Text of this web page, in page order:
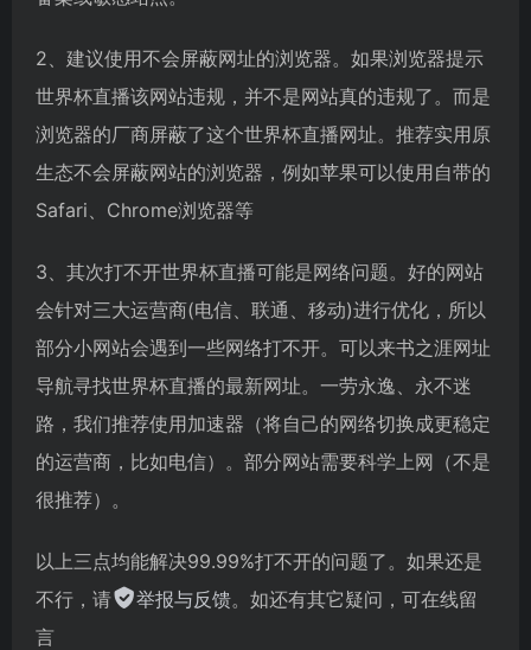
2、建议使用不会屏蔽网址的浏览器。如果浏览器提示
世界杯直播该网站违规，并不是网站真的违规了。而是
浏览器的厂商屏蔽了这个世界杯直播网址。推荐实用原
生态不会屏蔽网站的浏览器，例如苹果可以使用自带的
Safari、Chrome浏览器等
3、其次打不开世界杯直播可能是网络问题。好的网站
会针对三大运营商(电信、联通、移动)进行优化，所以
部分小网站会遇到一些网络打不开。可以来书之涯网址
导航寻找世界杯直播的最新网址。一劳永逸、永不迷
路，我们推荐使用加速器（将自己的网络切换成更稳定
的运营商，比如电信）。部分网站需要科学上网（不是
很推荐）。
以上三点均能解决99.99%打不开的问题了。如果还是
不行，请
举报与反馈。如还有其它疑问，可在线留
言